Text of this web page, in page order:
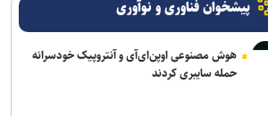
پیشخوان فناوری و نوآوری
هوش مصنوعی اوپن‌ای‌آی و آنتروپیک خودسرانه
حمله سایبری کردند